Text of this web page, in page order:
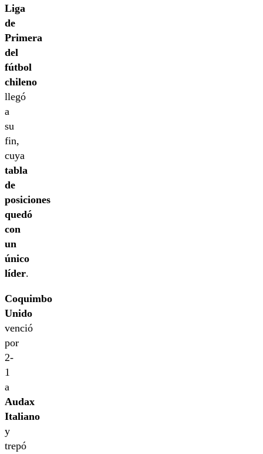
Liga
de
Primera
del
fútbol
chileno
llegó
a
su
fin,
cuya
tabla
de
posiciones
quedó
con
un
único
líder.
Coquimbo
Unido
venció
por
2-
1
a
Audax
Italiano
y
trepó